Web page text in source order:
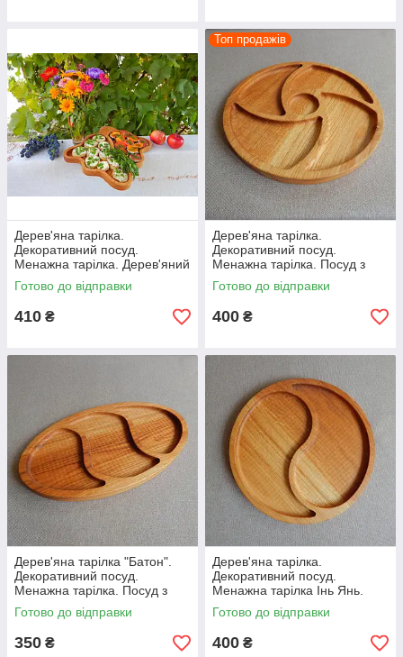
Дерев'яна тарілка.
Декоративний посуд.
Менажна тарілка. Дерев'яний
піднос.
Готово до відправки
410 ₴
Топ продажів
Дерев'яна тарілка.
Декоративний посуд.
Менажна тарілка. Посуд з
дерева.
Готово до відправки
400 ₴
Дерев'яна тарілка "Батон".
Декоративний посуд.
Менажна тарілка. Посуд з
дерева.
Готово до відправки
350 ₴
Дерев'яна тарілка.
Декоративний посуд.
Менажна тарілка Інь Янь.
Посуд з дерева.
Готово до відправки
400 ₴